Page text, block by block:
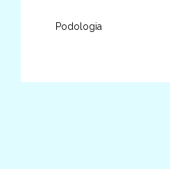
Podologia